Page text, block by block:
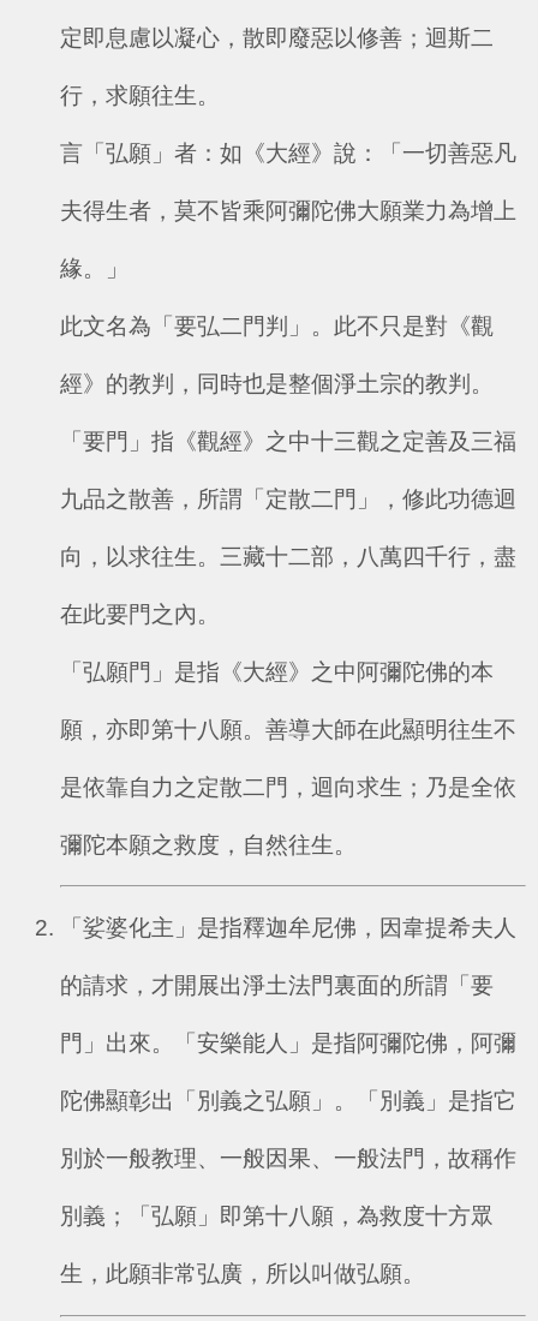
定即息慮以凝心，散即廢惡以修善；迴斯二
行，求願往生。
言「弘願」者：如《大經》說：「一切善惡凡
夫得生者，莫不皆乘阿彌陀佛大願業力為增上
緣。」
此文名為「要弘二門判」。此不只是對《觀
經》的教判，同時也是整個淨土宗的教判。
「要門」指《觀經》之中十三觀之定善及三福
九品之散善，所謂「定散二門」，修此功德迴
向，以求往生。三藏十二部，八萬四千行，盡
在此要門之內。
「弘願門」是指《大經》之中阿彌陀佛的本
願，亦即第十八願。善導大師在此顯明往生不
是依靠自力之定散二門，迴向求生；乃是全依
彌陀本願之救度，自然往生。
「娑婆化主」是指釋迦牟尼佛，因韋提希夫人
的請求，才開展出淨土法門裏面的所謂「要
門」出來。「安樂能人」是指阿彌陀佛，阿彌
陀佛顯彰出「別義之弘願」。「別義」是指它
別於一般教理、一般因果、一般法門，故稱作
別義；「弘願」即第十八願，為救度十方眾
生，此願非常弘廣，所以叫做弘願。